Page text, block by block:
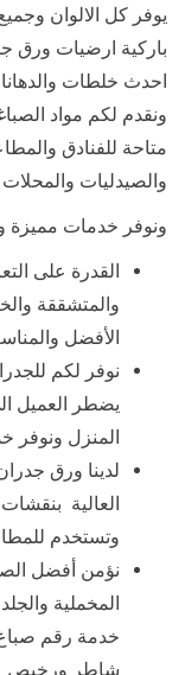
يوفر كل الالوان
باركية ارضيات ورق
احدث خلطات
ونقدم لكم مواد
متاحة للفنادق
والصيدليات والمحلات
ونوفر خدمات مميزة
القدرة على
والمتشققة
الأفضل
نوفر لكم
يضطر العميل
المنزل ونوفر
لدينا ورق
العالية بنقشات
وتستخدم
نؤمن أفضل
المخملية
خدمة رقم صباغ
شاطر ورخيص